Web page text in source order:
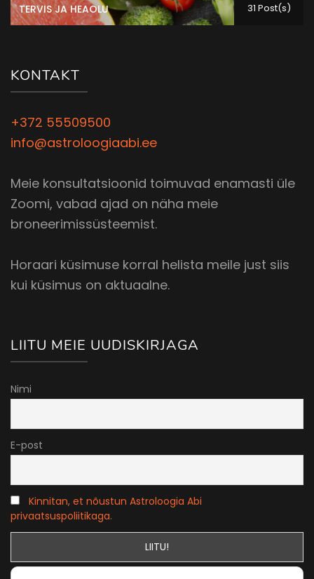
TERVIS JA HEAOLU 31 Post(s)
KONTAKT
+372 55509500
info@astroloogiaabi.ee
Meie konsultatsioonid toimuvad enamasti üle
Zoomi, vabad ajad on näha meie
broneerimissüsteemist.
Horaari küsimuse korral helista meile just siis
kui küsimus on aktuaalne.
LIITU MEIE UUDISKIRJAGA
Nimi
E-post
Kinnitan, et nõustun Astroloogia Abi
privaatsuspoliitikaga.